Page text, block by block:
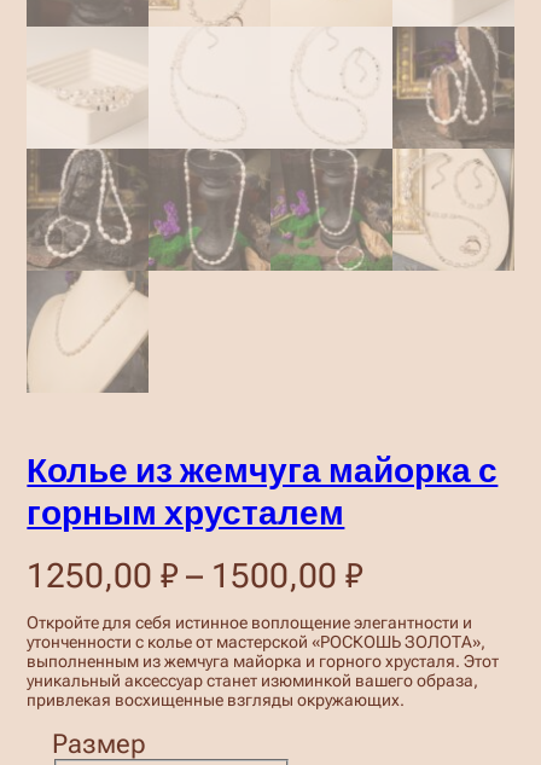
Колье из жемчуга майорка с
горным хрусталем
1250,00₽ – 1500,00₽Д
и
а
п
Откройте для себя истинное воплощение элегантности и
утонченности с колье от мастерской «РОСКОШЬ ЗОЛОТА»,
выполненным из жемчуга майорка и горного хрусталя. Этот
уникальный аксессуар станет изюминкой вашего образа,
привлекая восхищенные взгляды окружающих.
Размер